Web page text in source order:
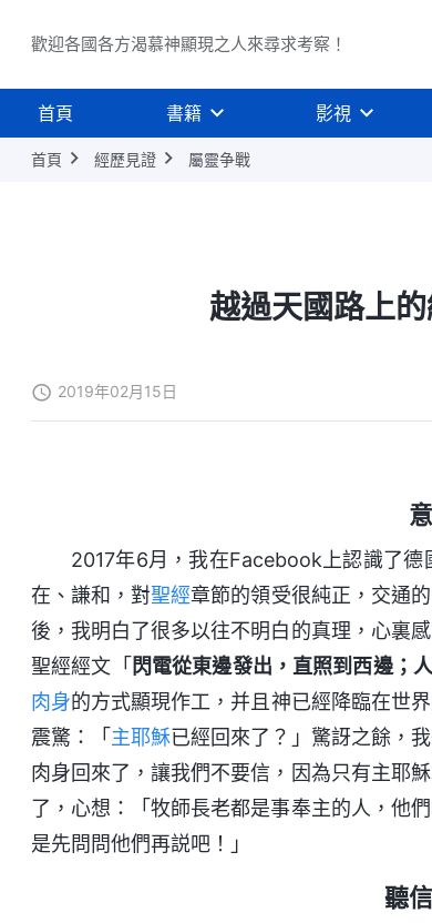
歡迎各國各方渴慕神顯現之人來尋求考察！
首頁 書籍 影視
首頁 經歷見證 屬靈争戰
越過天國路上
2019年02月15日
2017年6月，我在Facebook上認識了
在、謙和，對聖經章節的領受很純正，交通
後，我明白了很多以往不明白的真理，心裏
聖經經文「 閃電從東邊發出，直照到西邊；
肉身的方式顯現作工，并且神已經降臨在世
震驚：「 主耶穌已經回來了？」驚訝之餘，
肉身回來了，讓我們不要信，因為只有主耶
了，心想：「牧師長老都是事奉主的人，他
是先問問他們再説吧！」
聽